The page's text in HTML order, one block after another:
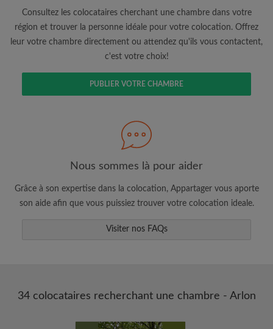
jour du compte par e-mail
Consultez les chambres et les profils des
Sauvegardez vos recherches
annonce correspondant à vos critères
Faites vos demandes de visites
Faites part aux propriétaires et aux
Consultez les colocataires cherchant une chambre dans votre
région et trouver la personne idéale pour votre colocation. Offrez
leur votre chambre directement ou attendez qu'ils vous contactent,
c'est votre choix!
PUBLIER VOTRE CHAMBRE
Nous sommes là pour aider
Grâce à son expertise dans la colocation, Appartager vous aporte
son aide afin que vous puissiez trouver votre colocation ideale.
Visiter nos FAQs
34 colocataires recherchant une chambre - Arlon